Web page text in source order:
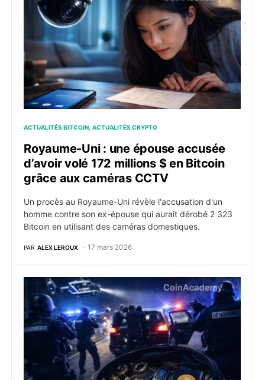
ACTUALITÉS BITCOIN ACTUALITÉS CRYPTO
Royaume-Uni : une épouse accusée
d’avoir volé 172 millions $ en Bitcoin
grâce aux caméras CCTV
Un procès au Royaume-Uni révèle l'accusation d'un
homme contre son ex-épouse qui aurait dérobé 2 323
Bitcoin en utilisant des caméras domestiques.
PAR ALEX LEROUX 17 mars 2026
France : gang arrêté après deux attaques violentes